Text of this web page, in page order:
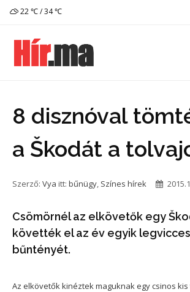
22 ℃ / 34 ℃
8 disznóval
a Škodát a
Szerző: Vya itt: bűnügy, Színes hírek
Csömörnél az elkövetők egy
követték el az év egyik
bűntényét.
Az elkövetők kinéztek maguknak egy csinos